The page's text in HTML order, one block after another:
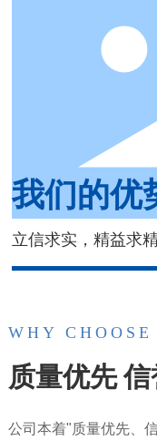
我们的优
立信求实，精益求
WHY CHOOSE
质量优先
公司本着"质量优先、